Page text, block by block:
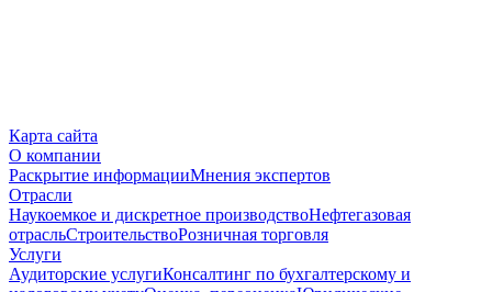
Карта сайта
О компании
Раскрытие информацииМнения экспертов
Отрасли
Наукоемкое и дискретное производствоНефтегазовая
отрасльСтроительствоРозничная торговля
Услуги
Аудиторские услугиКонсалтинг по бухгалтерскому и